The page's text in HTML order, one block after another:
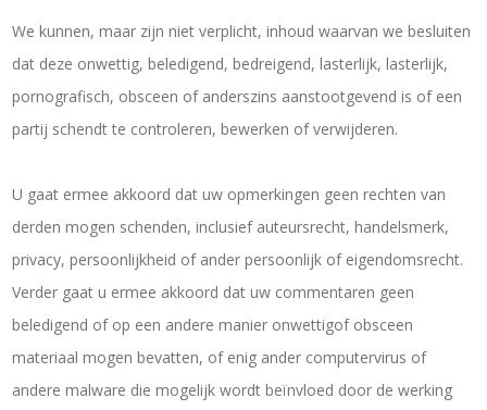
We kunnen, maar zijn niet verplicht, inhoud waarvan we besluiten
dat deze onwettig, beledigend, bedreigend, lasterlijk, lasterlijk,
pornografisch, obsceen of anderszins aanstootgevend is of een
partij schendt te controleren, bewerken of verwijderen.
U gaat ermee akkoord dat uw opmerkingen geen rechten van
derden mogen schenden, inclusief auteursrecht, handelsmerk,
privacy, persoonlijkheid of ander persoonlijk of eigendomsrecht.
Verder gaat u ermee akkoord dat uw commentaren geen
beledigend of op een andere manier onwettigof obsceen
materiaal mogen bevatten, of enig ander computervirus of
andere malware die mogelijk wordt beïnvloed door de werking